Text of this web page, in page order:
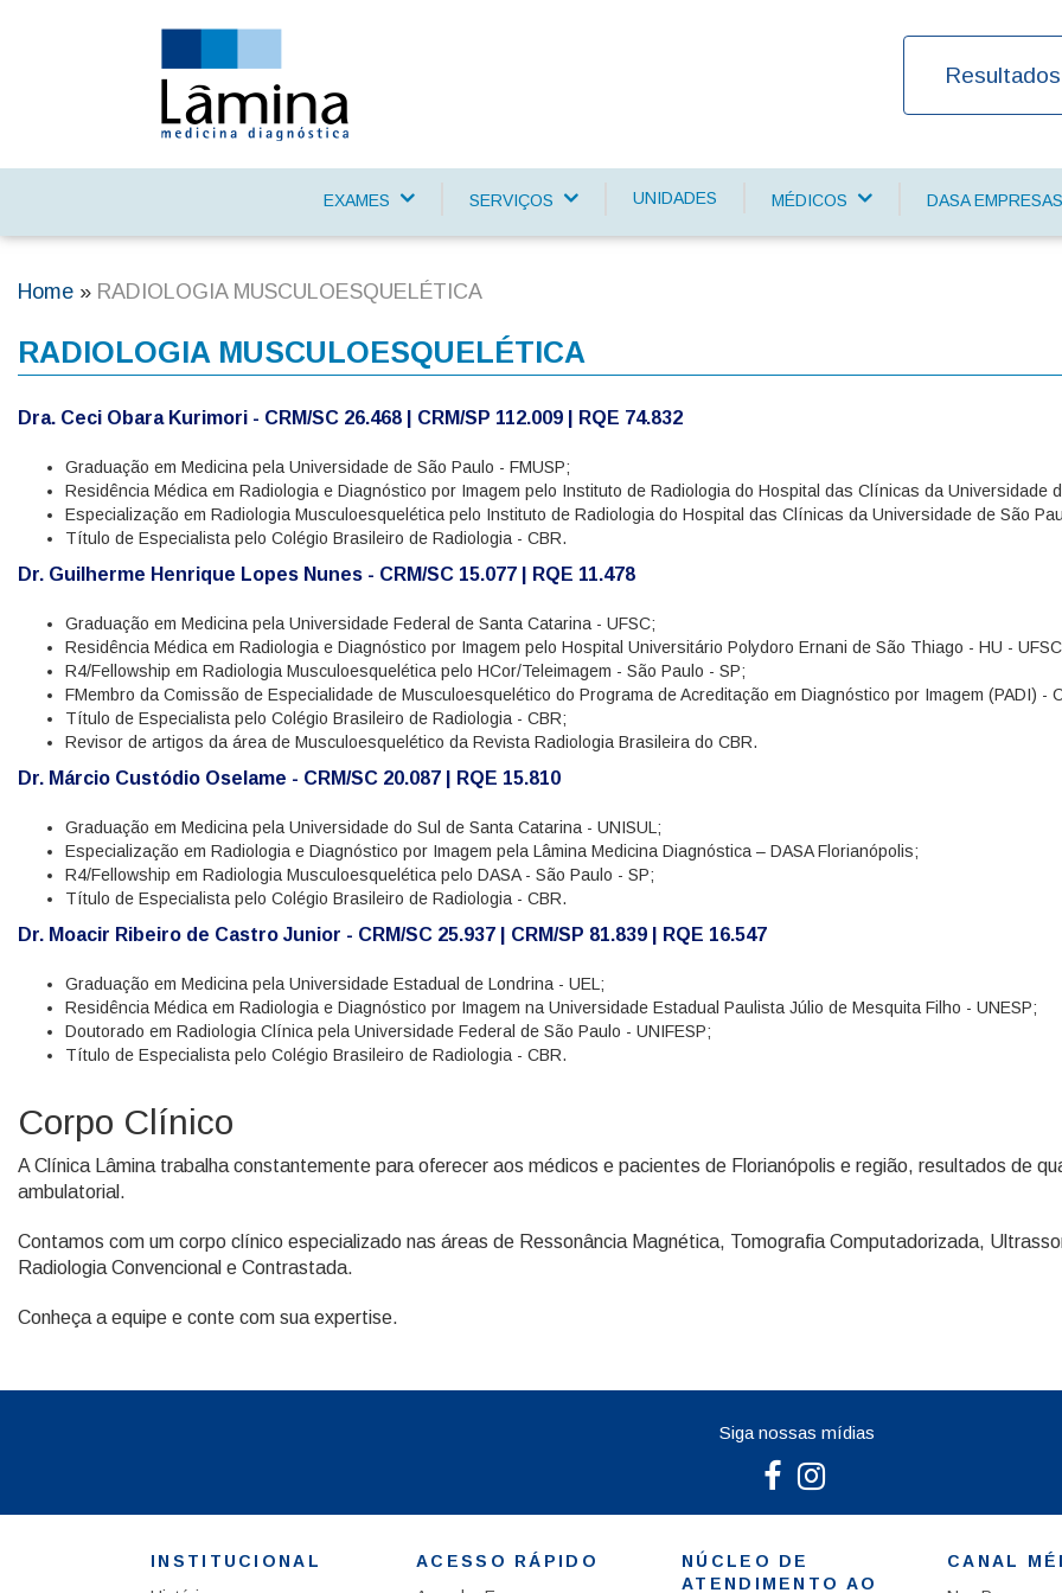
navigation
EXAMES SERVIÇOS UNIDADES MÉDICOS DASA EMPRESAS
Home RADIOLOGIA MUSCULOESQUELÉTICA
RADIOLOGIA MUSCULOESQUELÉTICA
Dra. Ceci Obara Kurimori - CRM/SC 26.468 | CRM/SP 112.009 | RQE 74.832
Graduação em Medicina pela Universidade de São Paulo - FMUSP;
Residência Médica em Radiologia e Diagnóstico por Imagem pelo Instituto de Radiologia do Hospital das Clínicas da Universidade
Especialização em Radiologia Musculoesquelética pelo Instituto de Radiologia do Hospital das Clínicas da Universidade de São
Título de Especialista pelo Colégio Brasileiro de Radiologia - CBR.
Dr. Guilherme Henrique Lopes Nunes - CRM/SC 15.077 | RQE 11.478
Graduação em Medicina pela Universidade Federal de Santa Catarina - UFSC;
Residência Médica em Radiologia e Diagnóstico por Imagem pelo Hospital Universitário Polydoro Ernani de São Thiago - HU -
R4/Fellowship em Radiologia Musculoesquelética pelo HCor/Teleimagem - São Paulo - SP;
FMembro da Comissão de Especialidade de Musculoesquelético do Programa de Acreditação em Diagnóstico por Imagem (PADI) -
Título de Especialista pelo Colégio Brasileiro de Radiologia - CBR;
Revisor de artigos da área de Musculoesquelético da Revista Radiologia Brasileira do CBR.
Dr. Márcio Custódio Oselame - CRM/SC 20.087 | RQE 15.810
Graduação em Medicina pela Universidade do Sul de Santa Catarina - UNISUL;
Especialização em Radiologia e Diagnóstico por Imagem pela Lâmina Medicina Diagnóstica – DASA Florianópolis;
R4/Fellowship em Radiologia Musculoesquelética pelo DASA - São Paulo - SP;
Título de Especialista pelo Colégio Brasileiro de Radiologia - CBR.
Dr. Moacir Ribeiro de Castro Junior - CRM/SC 25.937 | CRM/SP 81.839 | RQE 16.547
Graduação em Medicina pela Universidade Estadual de Londrina - UEL;
Residência Médica em Radiologia e Diagnóstico por Imagem na Universidade Estadual Paulista Júlio de Mesquita Filho - UNESP;
Doutorado em Radiologia Clínica pela Universidade Federal de São Paulo - UNIFESP;
Título de Especialista pelo Colégio Brasileiro de Radiologia - CBR.
Corpo Clínico
A Clínica Lâmina trabalha constantemente para oferecer aos médicos e pacientes de Florianópolis e região, resultados de
ambulatorial.
Contamos com um corpo clínico especializado nas áreas de Ressonância Magnética, Tomografia Computadorizada,
Radiologia Convencional e Contrastada.
Conheça a equipe e conte com sua expertise.
Siga nossas mídias
INSTITUCIONAL
ACESSO RÁPIDO
NÚCLEO DE
ATENDIMENTO AO
CANAL